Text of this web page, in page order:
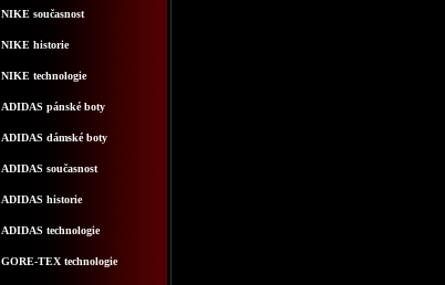
NIKE současnost
NIKE historie
NIKE technologie
ADIDAS pánské boty
ADIDAS dámské boty
ADIDAS současnost
ADIDAS historie
ADIDAS technologie
GORE-TEX technologie